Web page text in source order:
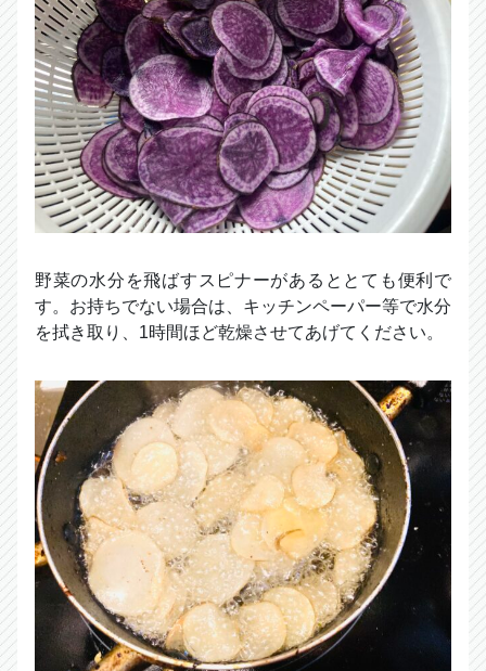
野菜の水分を飛ばすスピナーがあるととても便利で
す。お持ちでない場合は、キッチンペーパー等で水分
を拭き取り、1時間ほど乾燥させてあげてください。